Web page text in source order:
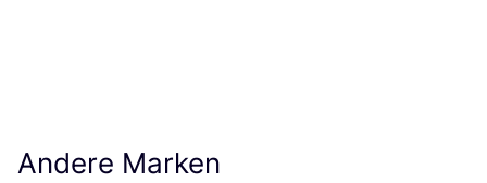
Andere Marken